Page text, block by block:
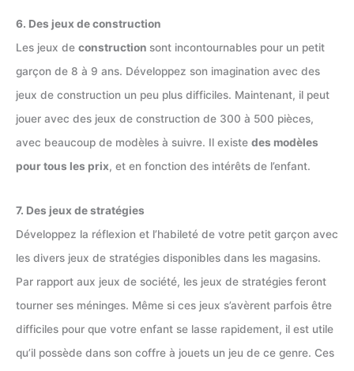
6. Des jeux de construction
Les jeux de construction sont incontournables pour un petit
garçon de 8 à 9 ans. Développez son imagination avec des
jeux de construction un peu plus difficiles. Maintenant, il peut
jouer avec des jeux de construction de 300 à 500 pièces,
avec beaucoup de modèles à suivre. Il existe des modèles
pour tous les prix, et en fonction des intérêts de l’enfant.
7. Des jeux de stratégies
Développez la réflexion et l’habileté de votre petit garçon avec
les divers jeux de stratégies disponibles dans les magasins.
Par rapport aux jeux de société, les jeux de stratégies feront
tourner ses méninges. Même si ces jeux s’avèrent parfois être
difficiles pour que votre enfant se lasse rapidement, il est utile
qu’il possède dans son coffre à jouets un jeu de ce genre. Ces